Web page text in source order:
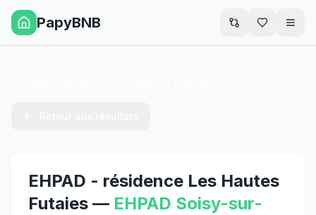
PapyBNB
EHPAD - résidence Les Hautes
Futaies — EHPAD Soisy-sur-